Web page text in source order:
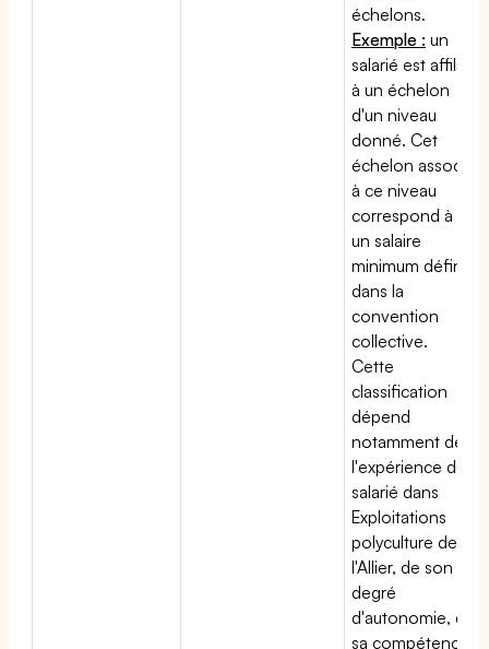
échelons.
Exemple : un
salarié est affilié
à un échelon
d'un niveau
donné. Cet
échelon associé
à ce niveau
correspond à
un salaire
minimum défini
dans la
convention
collective.
Cette
classification
dépend
notamment de
l'expérience du
salarié dans
Exploitations
polyculture de
l'Allier, de son
degré
d'autonomie, de
sa compétence